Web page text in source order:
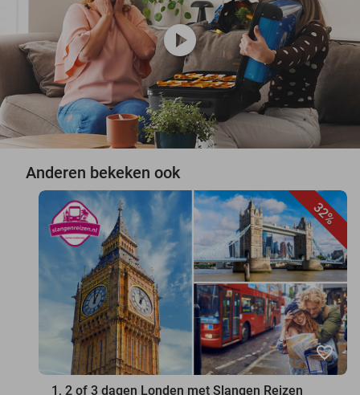
play_circle
Anderen bekeken ook
32%
favorite_border
1, 2 of 3 dagen Londen met Slangen Reizen